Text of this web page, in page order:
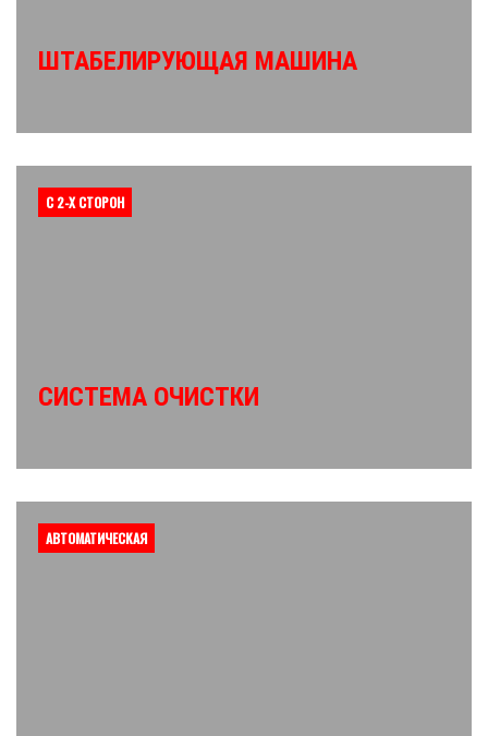
ШТАБЕЛИРУЮЩАЯ МАШИНА
С 2-Х СТОРОН
СИСТЕМА ОЧИСТКИ
АВТОМАТИЧЕСКАЯ